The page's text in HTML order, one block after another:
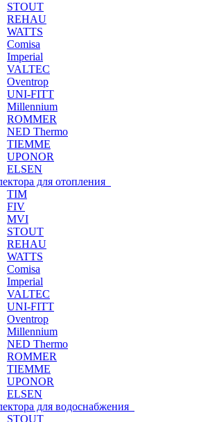
STOUT
REHAU
WATTS
Comisa
Imperial
VALTEC
Oventrop
UNI-FITT
Millennium
ROMMER
NED Thermo
TIEMME
UPONOR
ELSEN
для отопления
TIM
FIV
MVI
STOUT
REHAU
WATTS
Comisa
Imperial
VALTEC
UNI-FITT
Oventrop
Millennium
NED Thermo
ROMMER
TIEMME
UPONOR
ELSEN
для водоснабжения
STOUT